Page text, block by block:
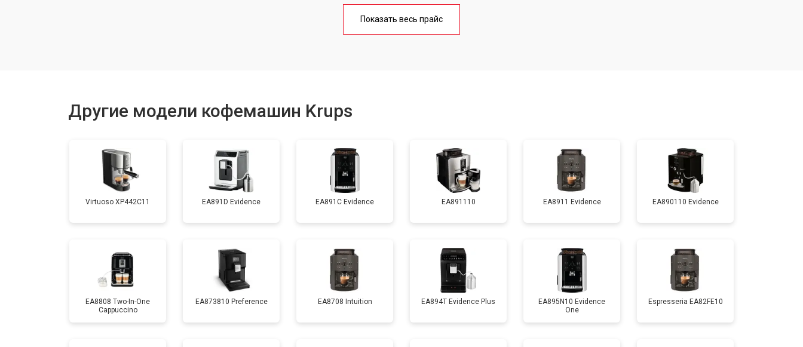
от 60 мин
Ремонт заварного механизма от 50 мин 2500 ₽ Узнать
Показать весь прайс
Другие модели кофемашин Krups
Virtuoso XP442C11 EA891D Evidence EA891C Evidence EA891110 EA8911 Evidence EA890110 Evidence
EA8808 Two-In-One
Cappuccino
EA873810 Preference EA8708 Intuition EA894T Evidence Plus
EA895N10 Evidence
One
Espresseria EA82FE10